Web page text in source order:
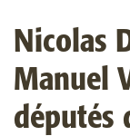
Nicolas
Manuel
députés